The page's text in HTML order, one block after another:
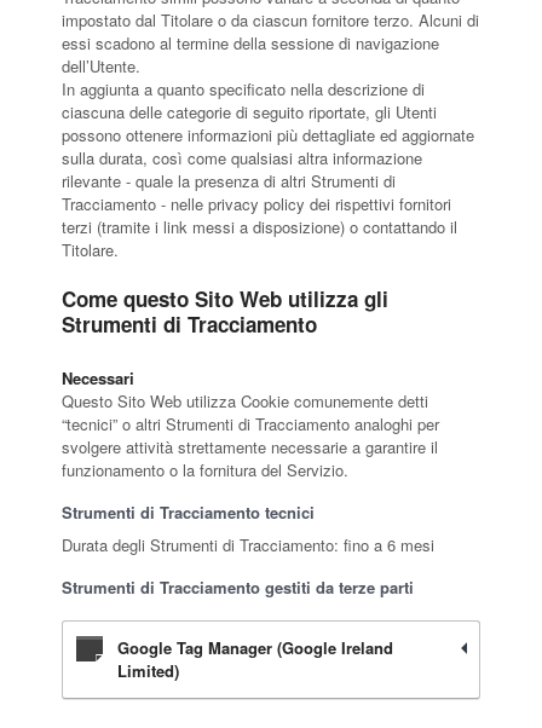
impostato dal Titolare o da ciascun fornitore terzo. Alcuni di
essi scadono al termine della sessione di navigazione
dell’Utente.
In aggiunta a quanto specificato nella descrizione di
ciascuna delle categorie di seguito riportate, gli Utenti
possono ottenere informazioni più dettagliate ed aggiornate
sulla durata, così come qualsiasi altra informazione
rilevante - quale la presenza di altri Strumenti di
Tracciamento - nelle privacy policy dei rispettivi fornitori
terzi (tramite i link messi a disposizione) o contattando il
Titolare.
Come questo Sito Web utilizza gli
Strumenti di Tracciamento
Necessari
Questo Sito Web utilizza Cookie comunemente detti
“tecnici” o altri Strumenti di Tracciamento analoghi per
svolgere attività strettamente necessarie a garantire il
funzionamento o la fornitura del Servizio.
Strumenti di Tracciamento tecnici
Durata degli Strumenti di Tracciamento: fino a 6 mesi
Strumenti di Tracciamento gestiti da terze parti
Google Tag Manager (Google Ireland
Limited)